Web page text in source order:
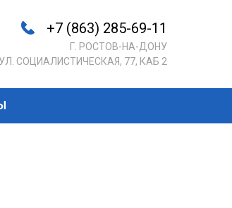
+7 (863) 285-69-11
Г. РОСТОВ-НА-ДОНУ
УЛ. СОЦИАЛИСТИЧЕСКАЯ, 77, КАБ 2